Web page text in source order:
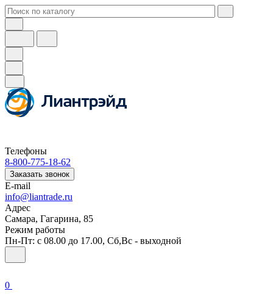
Телефоны
8-800-775-18-62
Заказать звонок
E-mail
info@liantrade.ru
Адрес
Самара, Гагарина, 85
Режим работы
Пн-Пт: c 08.00 до 17.00, Cб,Вс - выходной
0